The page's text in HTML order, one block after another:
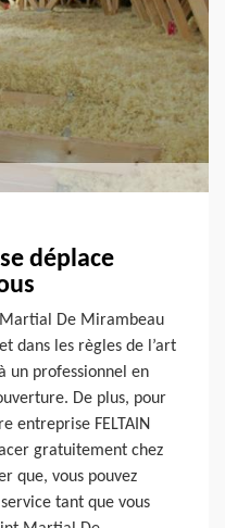
déplace
De Mirambeau
dans les règles de l’art
un professionnel en
De plus, pour
entreprise FELTAIN
gratuitement chez
que, vous pouvez
tant que vous